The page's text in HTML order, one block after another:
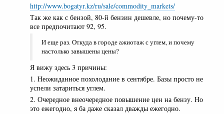
http://www.bogatyr.kz/ru/sale/commodity_markets/
Так же как с бензой, 80-й бензин дешевле, но почему-то
все предпочитают 92, 95.
И еще раз. Откуда в городе ажиотаж с углем, и почему
настолько завышены цены?
Я вижу здесь 3 причины:
1. Неожиданное похолодание в сентябре. Базы просто не
успели затариться углем.
2. Очередное внеочередное повышение цен на бензу. Но
это ежегодно, я ба даже сказал дважды ежегодно.